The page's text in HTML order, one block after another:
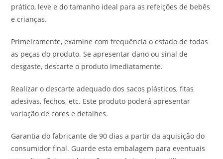
prático, leve e do tamanho ideal para as refeições de bebês
e crianças.
Primeiramente, examine com frequência o estado de todas
as peças do produto. Se apresentar dano ou sinal de
desgaste, descarte o produto imediatamente.
Realizar o descarte adequado dos sacos plásticos, fitas
adesivas, fechos, etc. Este produto poderá apresentar
variação de cores e detalhes.
Garantia do fabricante de 90 dias a partir da aquisição do
consumidor final. Guarde esta embalagem para eventuais